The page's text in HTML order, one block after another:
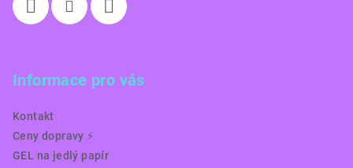
Informace pro vás
Kontakt
Ceny dopravy ⚡️
GEL na jedlý papír